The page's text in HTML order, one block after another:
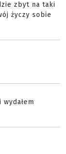
zbyt na taki
życzy sobie